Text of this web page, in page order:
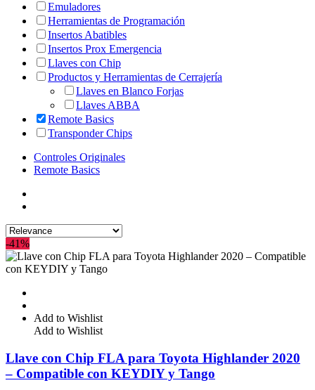
Emuladores
Herramientas de Programación
Insertos Abatibles
Insertos Prox Emergencia
Llaves con Chip
Productos y Herramientas de Cerrajería
Llaves en Blanco Forjas
Llaves ABBA
Remote Basics
Transponder Chips
Controles Originales
Remote Basics
-41%
Add to Wishlist
Add to Wishlist
Llave con Chip FLA para Toyota Highlander 2020
– Compatible con KEYDIY y Tango